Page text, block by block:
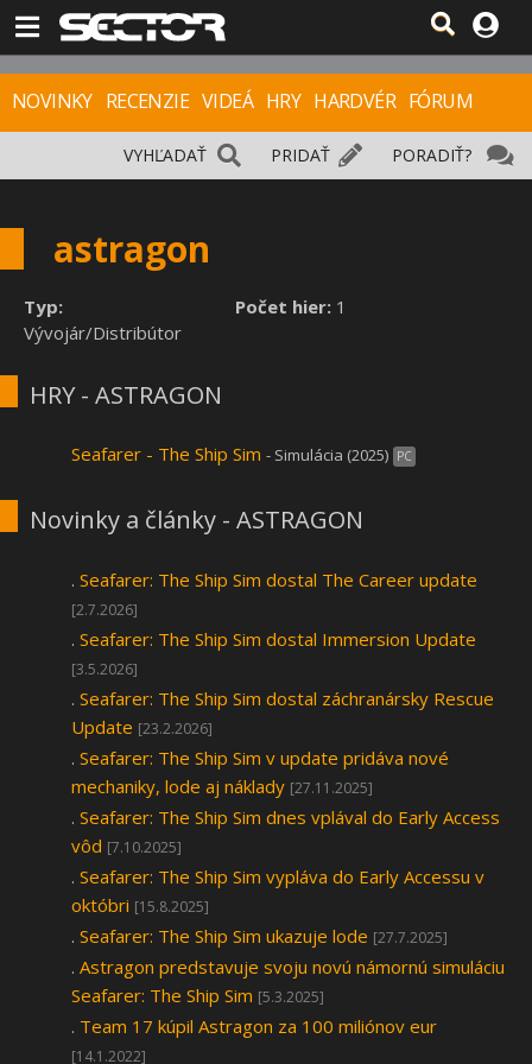
NOVINKY RECENZIE VIDEÁ HRY HARDVÉR FÓRUM
PORADIŤ?
PRIDAŤ
VYHĽADAŤ
astragon
Počet hier: 1
Typ:
Vývojár/Distribútor
HRY - ASTRAGON
Seafarer - The Ship Sim - Simulácia (2025) PC
Novinky a články - ASTRAGON
. Seafarer: The Ship Sim dostal The Career update
[2.7.2026]
. Seafarer: The Ship Sim dostal Immersion Update
[3.5.2026]
. Seafarer: The Ship Sim dostal záchranársky Rescue
Update [23.2.2026]
. Seafarer: The Ship Sim v update pridáva nové
mechaniky, lode aj náklady [27.11.2025]
. Seafarer: The Ship Sim dnes vplával do Early Access
vôd [7.10.2025]
. Seafarer: The Ship Sim vypláva do Early Accessu v
októbri [15.8.2025]
. Seafarer: The Ship Sim ukazuje lode [27.7.2025]
. Astragon predstavuje svoju novú námornú simuláciu
Seafarer: The Ship Sim [5.3.2025]
. Team 17 kúpil Astragon za 100 miliónov eur
[14.1.2022]